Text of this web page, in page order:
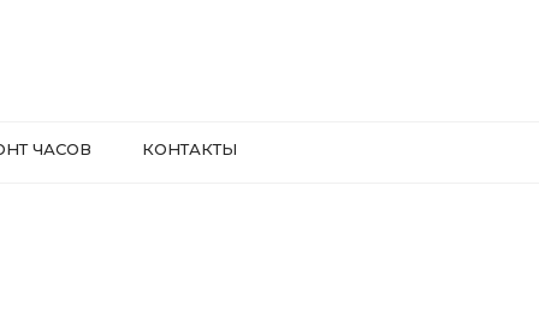
ЧАСОВ КОНТАКТЫ